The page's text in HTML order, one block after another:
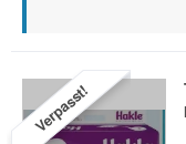
Verpasst!